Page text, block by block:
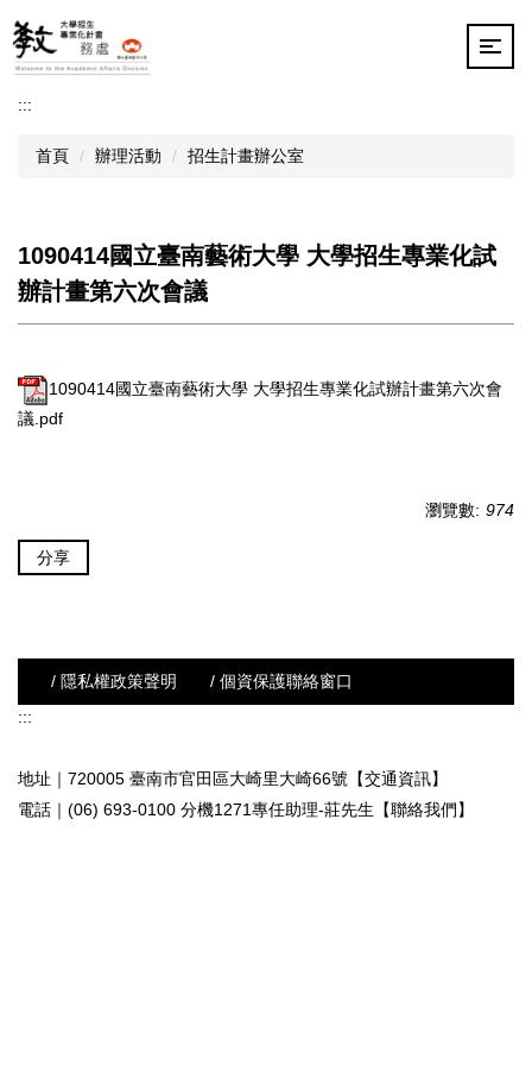
跳
到
主
內
:::
首頁 辦理活動 招生計畫辦公室
1090414國立臺南藝術大學 大學招生專業化試
辦計畫第六次會議
1090414國立臺南藝術大學 大學招生專業化試辦計畫第六次會
議.pdf
瀏覽數: 974
分享
/ 隱私權政策聲明
/ 個資保護聯絡窗口
:::
地址｜720005 臺南市官田區大崎里大崎66號【交通資訊】
電話｜(06) 693-0100 分機1271專任助理-莊先生 【聯絡我們】